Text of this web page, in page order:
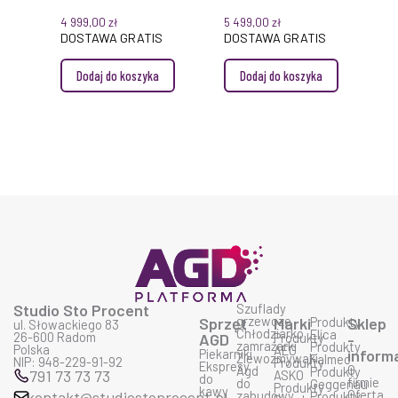
CLEANSTEEL
4 999,00 zł
DOSTAWA GRATIS
Dodaj do koszyka
5 499,00 zł
DOSTAWA GRATIS
Dodaj do koszyka
Studio Sto Procent
ul. Słowackiego 83
26-600 Radom
Polska
NIP: 948-229-91-92
791 73 73 73
Sprzęt
AGD
Piekarniki
Ekspresy
do
kawy
Szuflady
grzewcze
Chłodziarko
zamrażarki
Zlewozmywaki
Agd
do
Marki
Produkty
AEG
Produkty
ASKO
Produkty
Produkty
Elica
Produkty
Falmec
Produkty
Geggenau
Sklep
-
O
firmie
Oferta